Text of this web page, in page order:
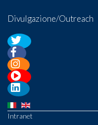
Divulgazione/Outreach
Intranet